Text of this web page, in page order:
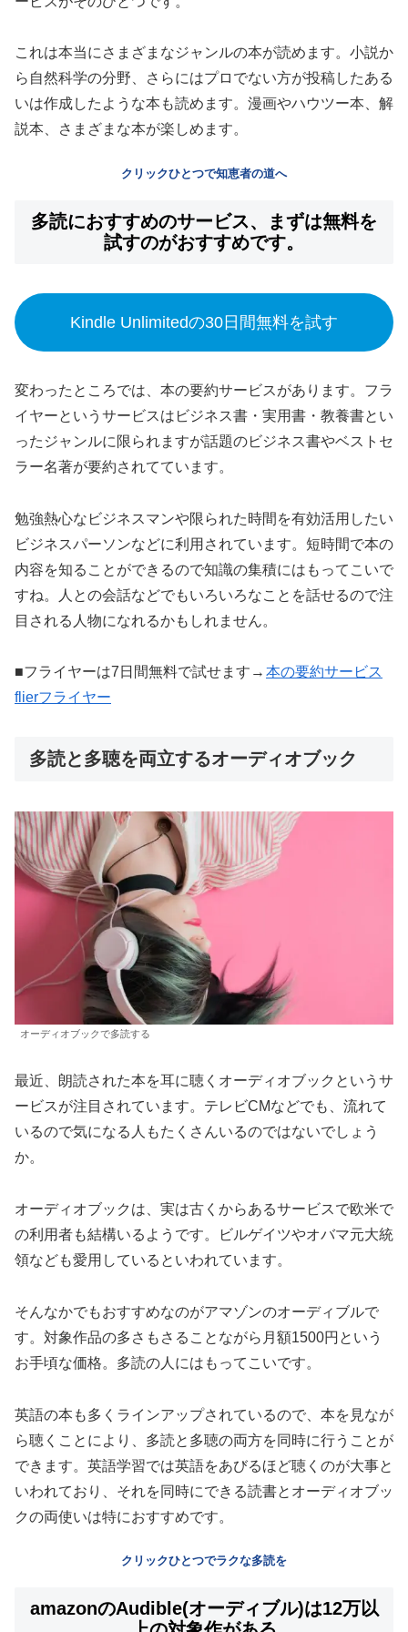
これは本当にさまざまなジャンルの本が読めます。小説か
ら自然科学の分野、さらにはプロでない方が投稿したある
いは作成したような本も読めます。漫画やハウツー本、解
説本、さまざまな本が楽しめます。
クリックひとつで知恵者の道へ
多読におすすめのサービス、まずは無料を
試すのがおすすめです。
Kindle Unlimitedの30日間無料を試す
変わったところでは、本の要約サービスがあります。フラ
イヤーというサービスはビジネス書・実用書・教養書とい
ったジャンルに限られますが話題のビジネス書やベストセ
ラー名著が要約されてています。
勉強熱心なビジネスマンや限られた時間を有効活用したい
ビジネスパーソンなどに利用されています。短時間で本の
内容を知ることができるので知識の集積にはもってこいで
すね。人との会話などでもいろいろなことを話せるので注
目される人物になれるかもしれません。
■フライヤーは7日間無料で試せます→ 本の要約サービス
flierフライヤー
多読と多聴を両立するオーディオブック
オーディオブックで多読する
最近、朗読された本を耳に聴くオーディオブックというサ
ービスが注目されています。テレビCMなどでも、流れて
いるので気になる人もたくさんいるのではないでしょう
か。
オーディオブックは、実は古くからあるサービスで欧米で
の利用者も結構いるようです。ビルゲイツやオバマ元大統
領なども愛用しているといわれています。
そんなかでもおすすめなのがアマゾンのオーディブルで
す。対象作品の多さもさることながら月額1500円という
お手頃な価格。多読の人にはもってこいです。
英語の本も多くラインアップされているので、本を見なが
ら聴くことにより、多読と多聴の両方を同時に行うことが
できます。英語学習では英語をあびるほど聴くのが大事と
いわれており、それを同時にできる読書とオーディオブッ
クの両使いは特におすすめです。
クリックひとつでラクな多読を
amazonのAudible(オーディブル)は12万以